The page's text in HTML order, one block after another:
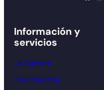
Información y
servicios
La Cámara
Internacional